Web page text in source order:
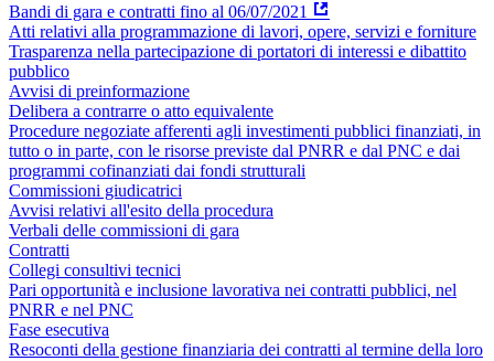
Bandi di gara e contratti fino al 06/07/2021
Atti relativi alla programmazione di lavori, opere, servizi e forniture
Trasparenza nella partecipazione di portatori di interessi e dibattito
pubblico
Avvisi di preinformazione
Delibera a contrarre o atto equivalente
Procedure negoziate afferenti agli investimenti pubblici finanziati, in
tutto o in parte, con le risorse previste dal PNRR e dal PNC e dai
programmi cofinanziati dai fondi strutturali
Commissioni giudicatrici
Avvisi relativi all'esito della procedura
Verbali delle commissioni di gara
Contratti
Collegi consultivi tecnici
Pari opportunità e inclusione lavorativa nei contratti pubblici, nel
PNRR e nel PNC
Fase esecutiva
Resoconti della gestione finanziaria dei contratti al termine della loro